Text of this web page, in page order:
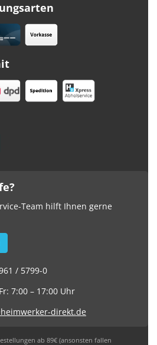
Team hilft Ihnen gerne
/ 5799-0
7:00 – 17:00 Uhr
direkt.de
ab 89€ (ansonsten fallen